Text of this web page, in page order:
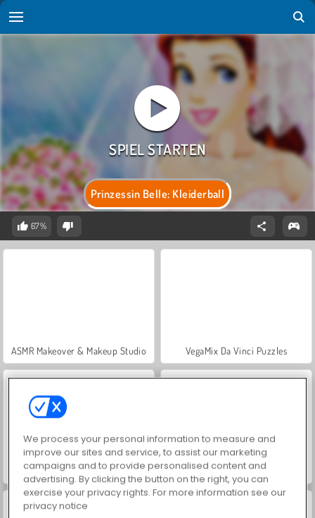
Prinzessin Belle: Kleiderball
67%
ASMR Makeover & Makeup Studio VegaMix Da Vinci Puzzles
Hidden Object: Street of Secrets World War 2 Shooter
We process your personal information to measure and
improve our sites and service, to assist our marketing
campaigns and to provide personalised content and
advertising. By clicking the button on the right, you can
exercise your privacy rights. For more information see our
privacy notice